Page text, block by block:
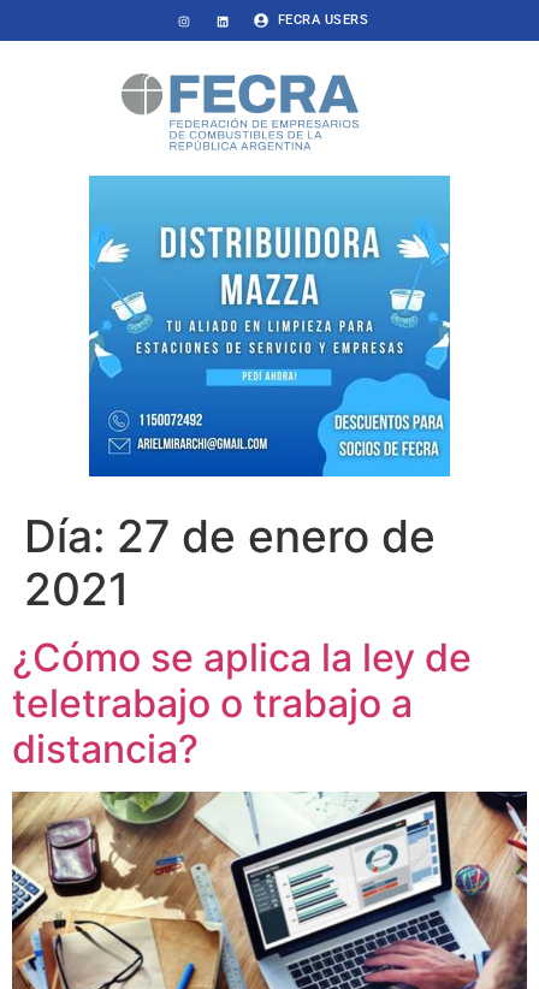
FECRA USERS
Día: 27 de enero de
2021
¿Cómo se aplica la ley de
teletrabajo o trabajo a
distancia?